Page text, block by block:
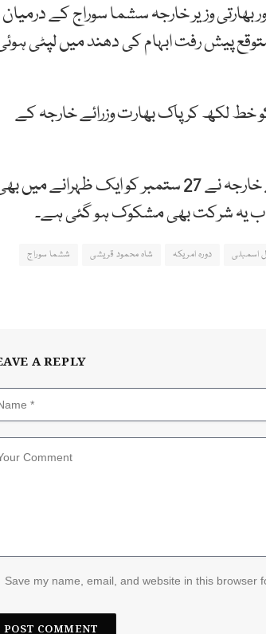
بھارتی وزیر خارجہ سشما سوراج کے درمیان
پیش رفت ابہام کی دھند میں لپٹی
خط لکھ کر پاک بھارت وزرائے خارجہ کے
بھارتی جریدے ہندوستان ٹائمز کے مطابق پاکستان اوربھارت کے وزرائے خارجہ نے 27 ستمبر کو ایک ظہرانے
یہ شرکت بھی مشکوک ہو گئی ہے۔
اسمبلی دورہ امریکہ شاہ محمود قریشی
ششما سوراج
A REPLY
Save my name, email, and website in this browser